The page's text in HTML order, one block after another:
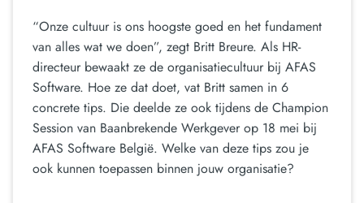
“Onze cultuur is ons hoogste goed en het fundament
van alles wat we doen”, zegt Britt Breure. Als HR-
directeur bewaakt ze de organisatiecultuur bij AFAS
Software. Hoe ze dat doet, vat Britt samen in 6
concrete tips. Die deelde ze ook tijdens de Champion
Session van Baanbrekende Werkgever op 18 mei bij
AFAS Software België. Welke van deze tips zou je
ook kunnen toepassen binnen jouw organisatie?